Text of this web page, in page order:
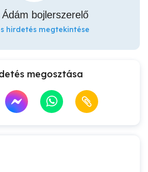
Ádám bojlerszerelő
hirdetés megtekintése
megosztása